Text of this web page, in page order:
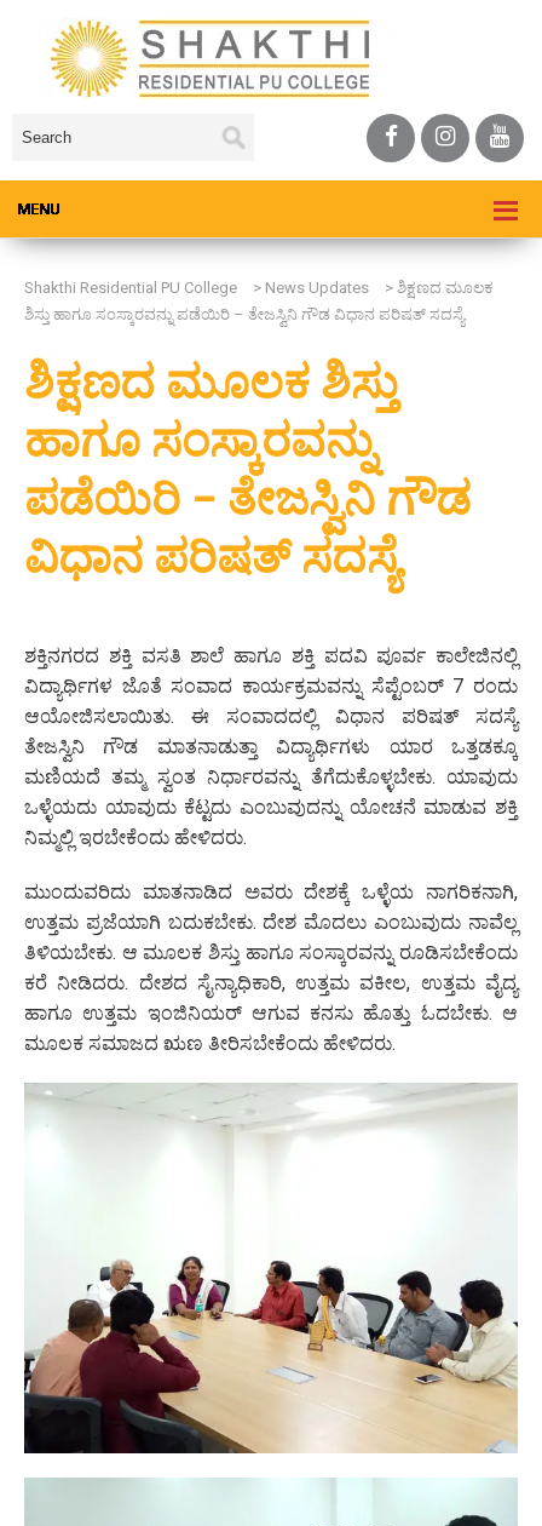
Shakthi Residential PU College > News Updates > ಶಿಕ್ಷಣದ ಮೂಲಕ
ಶಿಸ್ತು ಹಾಗೂ ಸಂಸ್ಕಾರವನ್ನು ಪಡೆಯಿರಿ – ತೇಜಸ್ವಿನಿ ಗೌಡ ವಿಧಾನ ಪರಿಷತ್ ಸದಸ್ಯೆ
ಶಿಕ್ಷಣದ ಮೂಲಕ ಶಿಸ್ತು
ಹಾಗೂ ಸಂಸ್ಕಾರವನ್ನು
ಪಡೆಯಿರಿ – ತೇಜಸ್ವಿನಿ ಗೌಡ
ವಿಧಾನ ಪರಿಷತ್ ಸದಸ್ಯೆ
ಶಕ್ತಿನಗರದ ಶಕ್ತಿ ವಸತಿ ಶಾಲೆ ಹಾಗೂ ಶಕ್ತಿ ಪದವಿ ಪೂರ್ವ ಕಾಲೇಜಿನಲ್ಲಿ
ವಿದ್ಯಾರ್ಥಿಗಳ ಜೊತೆ ಸಂವಾದ ಕಾರ್ಯಕ್ರಮವನ್ನು ಸೆಪ್ಟೆಂಬರ್ 7 ರಂದು
ಆಯೋಜಿಸಲಾಯಿತು. ಈ ಸಂವಾದದಲ್ಲಿ ವಿಧಾನ ಪರಿಷತ್ ಸದಸ್ಯೆ
ತೇಜಸ್ವಿನಿ ಗೌಡ ಮಾತನಾಡುತ್ತಾ ವಿದ್ಯಾರ್ಥಿಗಳು ಯಾರ ಒತ್ತಡಕ್ಕೂ
ಮಣಿಯದೆ ತಮ್ಮ ಸ್ವಂತ ನಿರ್ಧಾರವನ್ನು ತೆಗೆದುಕೊಳ್ಳಬೇಕು. ಯಾವುದು
ಒಳ್ಳೆಯದು ಯಾವುದು ಕೆಟ್ಟದು ಎಂಬುವುದನ್ನು ಯೋಚನೆ ಮಾಡುವ ಶಕ್ತಿ
ನಿಮ್ಮಲ್ಲಿ ಇರಬೇಕೆಂದು ಹೇಳಿದರು.
ಮುಂದುವರಿದು ಮಾತನಾಡಿದ ಅವರು ದೇಶಕ್ಕೆ ಒಳ್ಳೆಯ ನಾಗರಿಕನಾಗಿ,
ಉತ್ತಮ ಪ್ರಜೆಯಾಗಿ ಬದುಕಬೇಕು. ದೇಶ ಮೊದಲು ಎಂಬುವುದು ನಾವೆಲ್ಲ
ತಿಳಿಯಬೇಕು. ಆ ಮೂಲಕ ಶಿಸ್ತು ಹಾಗೂ ಸಂಸ್ಕಾರವನ್ನು ರೂಡಿಸಬೇಕೆಂದು
ಕರೆ ನೀಡಿದರು. ದೇಶದ ಸೈನ್ಯಾಧಿಕಾರಿ, ಉತ್ತಮ ವಕೀಲ, ಉತ್ತಮ ವೈದ್ಯ
ಹಾಗೂ ಉತ್ತಮ ಇಂಜಿನಿಯರ್ ಆಗುವ ಕನಸು ಹೊತ್ತು ಓದಬೇಕು. ಆ
ಮೂಲಕ ಸಮಾಜದ ಋಣ ತೀರಿಸಬೇಕೆಂದು ಹೇಳಿದರು.